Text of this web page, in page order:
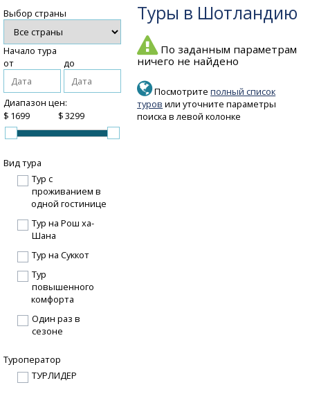
Туры в Шотландию
По заданным параметрам
ничего не найдено
Посмотритеполный список
туров или уточните параметры
поиска в левой колонке
Выбор страны
Начало тура
от
до
Диапазон цен:
$
$
Вид тура
Тур с
проживанием в
одной гостинице
Тур на Рош ха-
Шана
Тур на Суккот
Тур
повышенного
комфорта
Один раз в
сезоне
Туроператор
ТУРЛИДЕР